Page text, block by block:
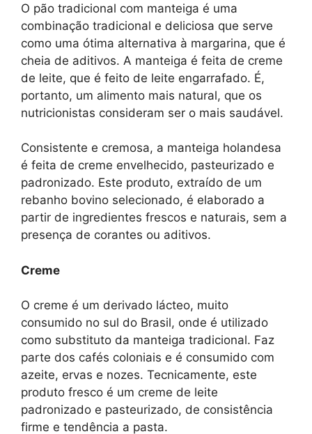
O pão tradicional com manteiga é uma
combinação tradicional e deliciosa que serve
como uma ótima alternativa à margarina, que é
cheia de aditivos. A manteiga é feita de creme
de leite, que é feito de leite engarrafado. É,
portanto, um alimento mais natural, que os
nutricionistas consideram ser o mais saudável.
Consistente e cremosa, a manteiga holandesa
é feita de creme envelhecido, pasteurizado e
padronizado. Este produto, extraído de um
rebanho bovino selecionado, é elaborado a
partir de ingredientes frescos e naturais, sem a
presença de corantes ou aditivos.
Creme
O creme é um derivado lácteo, muito
consumido no sul do Brasil, onde é utilizado
como substituto da manteiga tradicional. Faz
parte dos cafés coloniais e é consumido com
azeite, ervas e nozes. Tecnicamente, este
produto fresco é um creme de leite
padronizado e pasteurizado, de consistência
firme e tendência a pasta.